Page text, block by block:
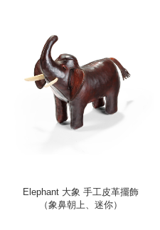
Elephant 大象 手工皮革擺飾
（象鼻朝上、迷你）